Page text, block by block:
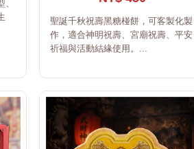
聖誕千秋祝壽黑糖椪餅，可客製化製
作，適合神明祝壽、宮廟祝壽、平安
祈福與活動結緣使用。...